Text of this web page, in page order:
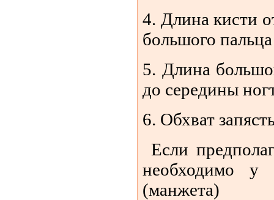
4. Длина кисти
большого пальца
5. Длина
до середины
6. Обхват
Если
необходимо у
(манжета)